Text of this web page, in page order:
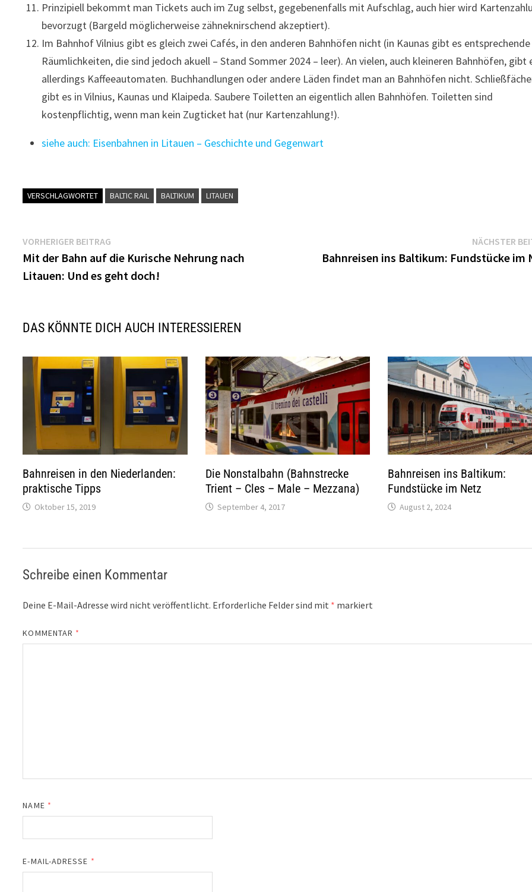
Prinzipiell bekommt man Tickets auch im Zug selbst, gegebenenfalls mit Aufschlag, auch hier wird
bevorzugt (Bargeld möglicherweise zähneknirschend akzeptiert).
Im Bahnhof Vilnius gibt es gleich zwei Cafés, in den anderen Bahnhöfen nicht (in Kaunas gibt es entsprechende
Räumlichkeiten, die sind jedoch akuell – Stand Sommer 2024 – leer). An vielen, auch kleineren Bahnhöfen, gibt
allerdings Kaffeeautomaten. Buchhandlungen oder andere Läden findet man an Bahnhöfen nicht.
gibt es in Vilnius, Kaunas und Klaipeda. Saubere Toiletten an eigentlich allen Bahnhöfen. Toiletten sind
kostenpflichtig, wenn man kein Zugticket hat (nur Kartenzahlung!).
siehe auch: Eisenbahnen in Litauen – Geschichte und Gegenwart
VERSCHLAGWORTET BALTIC RAIL BALTIKUM LITAUEN
Beitragsnavigation
VORHERIGER BEITRAG
Beitrag:
Mit der Bahn auf die Kurische Nehrung nach
Litauen: Und es geht doch!
NÄCHSTER
Bahnreisen ins Baltikum: Fundstücke im
DAS KÖNNTE DICH AUCH INTERESSIEREN
Bahnreisen in den Niederlanden:
praktische Tipps
Oktober 15, 2019
Die Nonstalbahn (Bahnstrecke
Trient – Cles – Male – Mezzana)
September 4, 2017
Bahnreisen ins Baltikum:
Fundstücke im Netz
August 2, 2024
Schreibe einen Kommentar
Deine E-Mail-Adresse wird nicht veröffentlicht. Erforderliche Felder sind mit * markiert
KOMMENTAR *
NAME *
E-MAIL-ADRESSE *